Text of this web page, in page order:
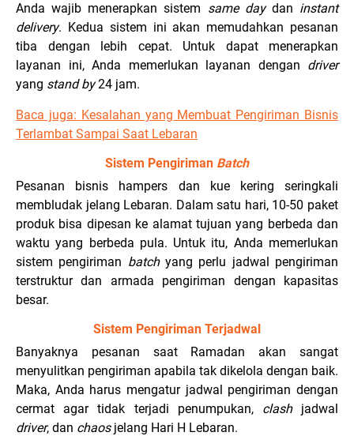
Anda wajib menerapkan sistem same day dan instant
delivery. Kedua sistem ini akan memudahkan pesanan
tiba dengan lebih cepat. Untuk dapat menerapkan
layanan ini, Anda memerlukan layanan dengan driver
yang stand by24 jam.
Baca juga: Kesalahan yang Membuat Pengiriman Bisnis
Terlambat Sampai Saat Lebaran
Sistem Pengiriman Batch
Pesanan bisnis hampers dan kue kering seringkali
membludak jelang Lebaran. Dalam satu hari, 10-50 paket
produk bisa dipesan ke alamat tujuan yang berbeda dan
waktu yang berbeda pula. Untuk itu, Anda memerlukan
sistem pengiriman batchyang perlu jadwal pengiriman
terstruktur dan armada pengiriman dengan kapasitas
besar.
Sistem Pengiriman Terjadwal
Banyaknya pesanan saat Ramadan akan sangat
menyulitkan pengiriman apabila tak dikelola dengan baik.
Maka, Anda harus mengatur jadwal pengiriman dengan
cermat agar tidak terjadi penumpukan, clash jadwal
driver, dan chaos jelang Hari H Lebaran.